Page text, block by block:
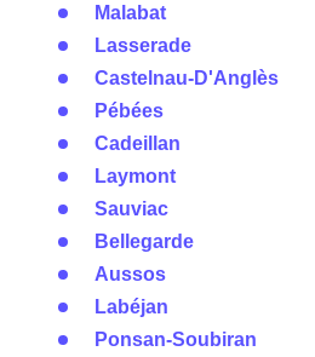
Malabat
Lasserade
Castelnau-D'Anglès
Pébées
Cadeillan
Laymont
Sauviac
Bellegarde
Aussos
Labéjan
Ponsan-Soubiran